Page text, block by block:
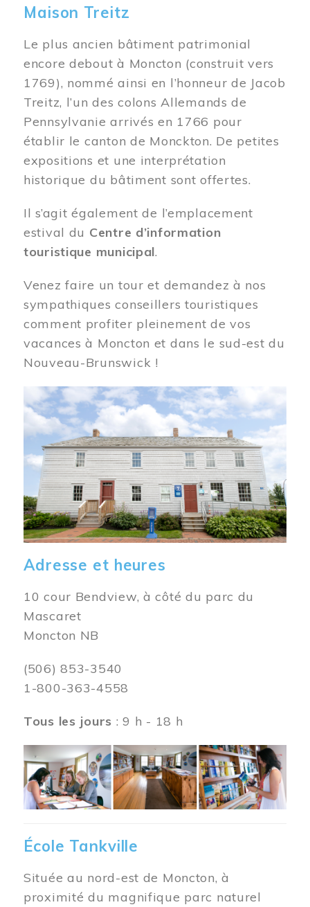
Maison Treitz
Le plus ancien bâtiment patrimonial
encore debout à Moncton (construit vers
1769), nommé ainsi en l’honneur de Jacob
Treitz, l’un des colons Allemands de
Pennsylvanie arrivés en 1766 pour
établir le canton de Monckton. De petites
expositions et une interprétation
historique du bâtiment sont offertes.
Il s’agit également de l’emplacement
estival du Centre d’information
touristique municipal.
Venez faire un tour et demandez à nos
sympathiques conseillers touristiques
comment profiter pleinement de vos
vacances à Moncton et dans le sud-est du
Nouveau-Brunswick !
Image
Adresse et heures
10 cour Bendview, à côté du parc du
Mascaret
Moncton NB
(506) 853-3540
1-800-363-4558
Tous les jours : 9 h - 18 h
Image
École Tankville
Située au nord-est de Moncton, à
proximité du magnifique parc naturel